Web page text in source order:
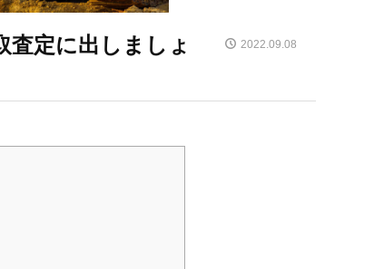
査定に出しましょ
2022.09.08